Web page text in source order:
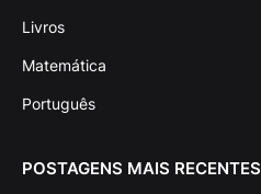
Livros
Matemática
Português
POSTAGENS MAIS RECENTES